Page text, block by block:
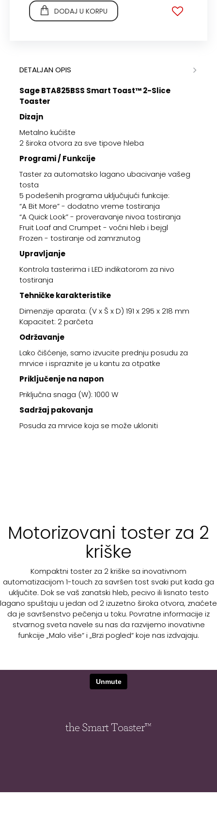
DODAJ U KORPU
DETALJAN OPIS
Sage BTA825BSS Smart Toast™ 2-Slice
Toaster
Dizajn
Metalno kućište
2 široka otvora za sve tipove hleba
Programi / Funkcije
Taster za automatsko lagano ubacivanje vašeg
tosta
5 podešenih programa uključujući funkcije:
“A Bit More” - dodatno vreme tostiranja
“A Quick Look” - proveravanje nivoa tostiranja
Fruit Loaf and Crumpet - voćni hleb i bejgl
Frozen - tostiranje od zamrznutog
Upravljanje
Kontrola tasterima i LED indikatorom za nivo
tostiranja
Tehničke karakteristike
Dimenzije aparata: (V x Š x D) 191 x 295 x 218 mm
Kapacitet: 2 parčeta
Održavanje
Lako čišćenje, samo izvucite prednju posudu za
mrvice i ispraznite je u kantu za otpatke
Priključenje na napon
Priključna snaga (W): 1000 W
Sadržaj pakovanja
Posuda za mrvice koja se može ukloniti
Motorizovani toster za 2
kriške
Kompaktni toster za 2 kriške sa inovativnom
automatizacijom 1-touch za savršen tost svaki put kada ga
uključite. Dok se vaš zanatski hleb, pecivo ili lisnato testo
lagano spuštaju u jedan od 2 izuzetno široka otvora, znaćete
da je savršenstvo pečenja u toku. Povratne informacije iz
stvarnog sveta navele su nas da razvijemo inovativne
funkcije „Malo više“ i „Brzi pogled“ koje nas izdvajaju.